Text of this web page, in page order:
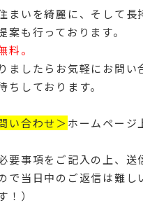
まいを綺麗に、そして長
案も行っております。
料。
ましたらお気軽にお問い
ちしております。
い合わせ＞ホームページ
要事項をご記入の上、送
で当日中のご返信は難
！）